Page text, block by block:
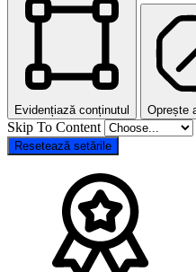
Evidențiază conținutul Oprește
Skip To Content
Resetează setările